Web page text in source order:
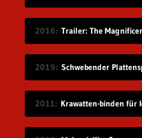
2016 Trailer: The
2019 Schwebender
2011 Krawatten-binden für